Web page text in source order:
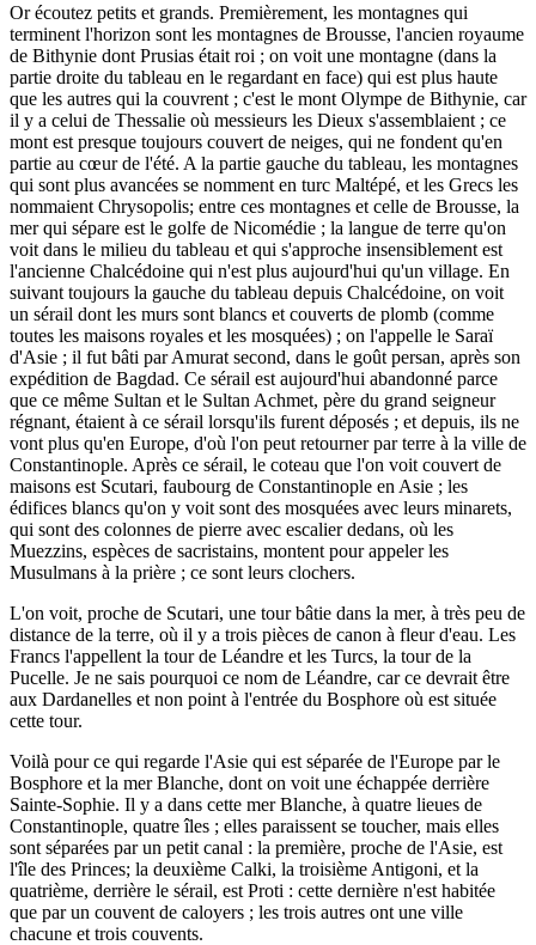
Or écoutez petits et grands. Premièrement, les montagnes qui
terminent l'horizon sont les montagnes de Brousse, l'ancien royaume
de Bithynie dont Prusias était roi ; on voit une montagne (dans la
partie droite du tableau en le regardant en face) qui est plus haute
que les autres qui la couvrent ; c'est le mont Olympe de Bithynie, car
il y a celui de Thessalie où messieurs les Dieux s'assemblaient ; ce
mont est presque toujours couvert de neiges, qui ne fondent qu'en
partie au cœur de l'été. A la partie gauche du tableau, les montagnes
qui sont plus avancées se nomment en turc Maltépé, et les Grecs les
nommaient Chrysopolis; entre ces montagnes et celle de Brousse, la
mer qui sépare est le golfe de Nicomédie ; la langue de terre qu'on
voit dans le milieu du tableau et qui s'approche insensiblement est
l'ancienne Chalcédoine qui n'est plus aujourd'hui qu'un village. En
suivant toujours la gauche du tableau depuis Chalcédoine, on voit
un sérail dont les murs sont blancs et couverts de plomb (comme
toutes les maisons royales et les mosquées) ; on l'appelle le Saraï
d'Asie ; il fut bâti par Amurat second, dans le goût persan, après son
expédition de Bagdad. Ce sérail est aujourd'hui abandonné parce
que ce même Sultan et le Sultan Achmet, père du grand seigneur
régnant, étaient à ce sérail lorsqu'ils furent déposés ; et depuis, ils ne
vont plus qu'en Europe, d'où l'on peut retourner par terre à la ville de
Constantinople. Après ce sérail, le coteau que l'on voit couvert de
maisons est Scutari, faubourg de Constantinople en Asie ; les
édifices blancs qu'on y voit sont des mosquées avec leurs minarets,
qui sont des colonnes de pierre avec escalier dedans, où les
Muezzins, espèces de sacristains, montent pour appeler les
Musulmans à la prière ; ce sont leurs clochers.
L'on voit, proche de Scutari, une tour bâtie dans la mer, à très peu de
distance de la terre, où il y a trois pièces de canon à fleur d'eau. Les
Francs l'appellent la tour de Léandre et les Turcs, la tour de la
Pucelle. Je ne sais pourquoi ce nom de Léandre, car ce devrait être
aux Dardanelles et non point à l'entrée du Bosphore où est située
cette tour.
Voilà pour ce qui regarde l'Asie qui est séparée de l'Europe par le
Bosphore et la mer Blanche, dont on voit une échappée derrière
Sainte-Sophie. Il y a dans cette mer Blanche, à quatre lieues de
Constantinople, quatre îles ; elles paraissent se toucher, mais elles
sont séparées par un petit canal : la première, proche de l'Asie, est
l'île des Princes; la deuxième Calki, la troisième Antigoni, et la
quatrième, derrière le sérail, est Proti : cette dernière n'est habitée
que par un couvent de caloyers ; les trois autres ont une ville
chacune et trois couvents.